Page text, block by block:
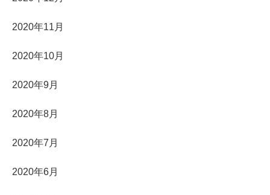
2020年11月
2020年10月
2020年9月
2020年8月
2020年7月
2020年6月